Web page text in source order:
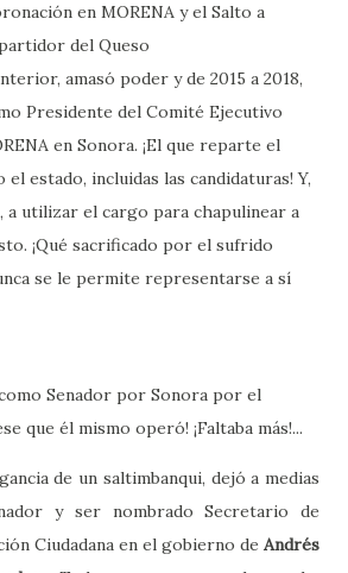
en MORENA y el Salto a
del Queso
amasó poder y de 2015 a 2018,
Presidente del Comité Ejecutivo
en Sonora. ¡El que reparte el
el estado, incluidas las candidaturas! Y,
a utilizar el cargo para chapulinear a
¡Qué sacrificado por el sufrido
se le permite representarse a sí
Senador por Sonora por el
que él mismo operó! ¡Faltaba más!...
de un saltimbanqui, dejó a medias
y ser nombrado Secretario de
Ciudadana en el gobierno de Andrés